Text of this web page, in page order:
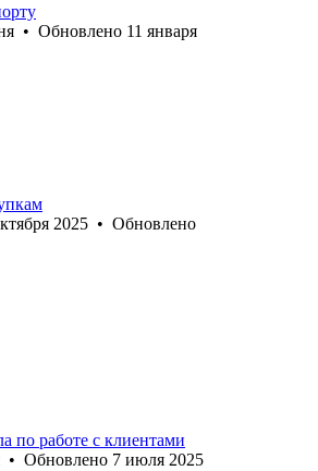
• Обновлено 11 января
2025 • Обновлено
по работе с клиентами
• Обновлено 7 июля 2025